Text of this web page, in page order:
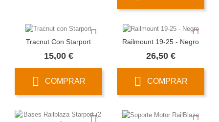
Tracnut Con Starport
15,00 €Precio
COMPRAR
Railmount 19-25 - Negro
26,50 €Precio
COMPRAR